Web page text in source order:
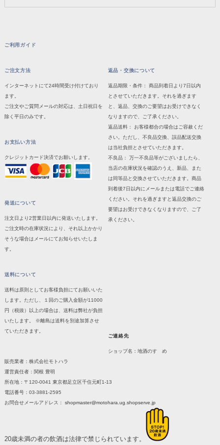
ご利用ガイド
ご注文方法
インターネットにて24時間受け付けており
ます。
ご注文やご質問メールの対応は、土日祝日を
除く平日のみです。
お支払い方法
クレジットカード決済でお願いします。
発送について
注文日より2営業日以内に発送いたします。
ご注文時の在庫状況により、それ以上かかり
そうな場合はメールにてお知らせいたしま
す。
送料について
送料は原則としてお客様負担にてお願いいた
します。ただし、１回のご購入金額が11000
円（税抜）以上の場合は、送料は弊社が負担
いたします。 ※離島は送料を別途加算させ
ていただきます。
返品・交換について
返品期限・条件： 商品到着日より7日以内
とさせていただきます。それを過ぎます
と、返品、交換のご要望はお受けできなく
なりますので、ご了承ください。
返品送料： お客様都合の場合はご容赦くだ
さい。ただし、不良品交換、誤品配送交換
は当社負担とさせていただきます。
不良品： 万一不良品等がございましたら、
当店の在庫状況を確認のうえ、新品、また
は同等品と交換させていただきます。商品
到着後7日以内にメールまたは電話でご連絡
ください。それを過ぎますと返品交換のご
要望はお受けできなくなりますので、ご了
承ください。
ご連絡先
ショップ名：地酒のすゝめ
販売業者：株式会社モトハラ
運営責任者：関根 豊明
所在地：〒120-0041 東京都足立区千住元町1-13
電話番号：03-3881-2595
お問合せメールアドレス： shopmaster@motohara.ug.shopserve.jp
20歳未満の者の飲酒は法律で禁じられています。